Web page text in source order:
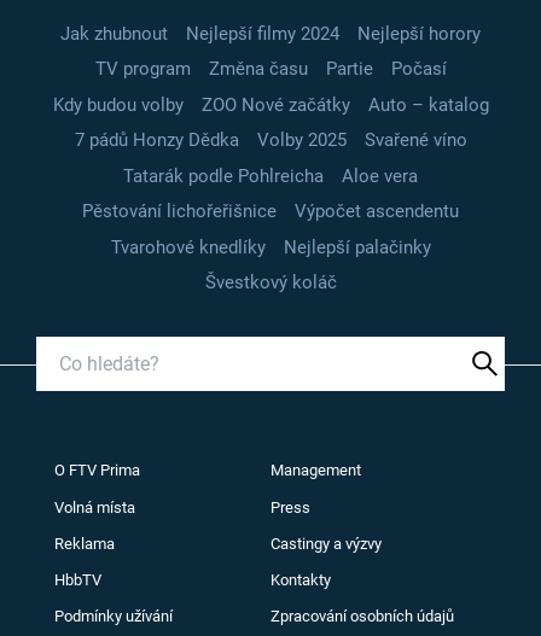
Jak zhubnout Nejlepší filmy 2024
Nejlepší horory
TV program
Změna času Partie
Počasí
Kdy budou volby
ZOO Nové začátky
Auto – katalog
7 pádů Honzy Dědka
Volby 2025
Svařené víno
Tatarák podle Pohlreicha
Aloe vera
Pěstování lichořeřišnice
Výpočet ascendentu
Tvarohové knedlíky
Nejlepší palačinky
Švestkový koláč
O FTV Prima Management
Volná místa Press
Reklama Castingy a výzvy
HbbTV Kontakty
Podmínky užívání Zpracování osobních údajů